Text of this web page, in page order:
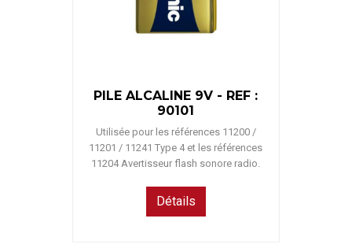
PILE ALCALINE 9V - REF :
90101
Utilisée pour les références 11200 /
11201 / 11241 Type 4 et les références
11204 Avertisseur flash sonore radio.
Détails